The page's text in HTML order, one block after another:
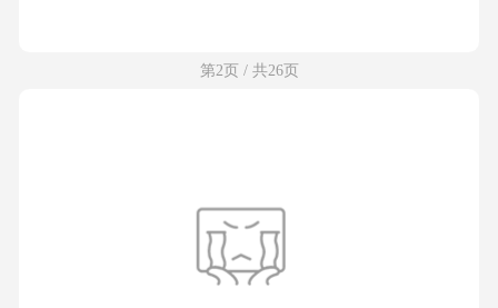
第2页 / 共26页